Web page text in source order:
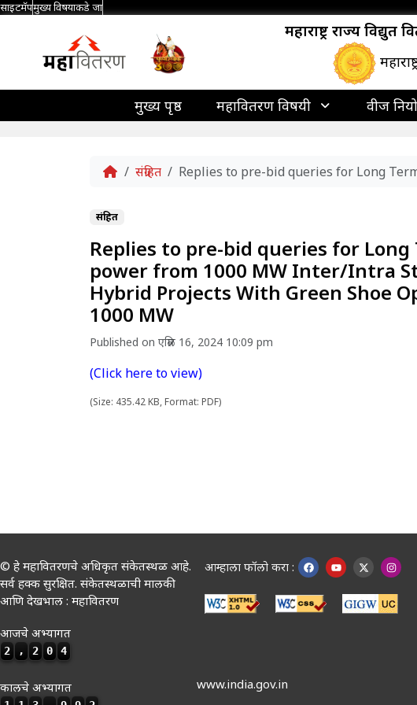
साइटमॅपमुख्य विषयाकडे जा
महाराष्ट्र राज्य विद्युत
मुख्य पृष्ठ महावितरण विषयी वीज
Home
संग्रहित Replies to pre-bid queries for Long
संग्रहित
Replies to pre-bid queries for
power from 1000 MW Inter/Intra
Hybrid Projects With Green Shoe
1000 MW
Published on एप्रिल 16, 2024 10:09 pm
(Click here to view)
(Size: 435.42 KB, Format: PDF)
© हे महावितरणचे अधिकृत संकेतस्थळ आहे.
सर्व हक्क सुरक्षित. संकेतस्थळाची मालकी
आणि देखभाल : महावितरण
आजचे अभ्यागत
2 , 2 0 4
कालचे अभ्यागत
आम्हाला फॉलो करा :
www.india.gov.in